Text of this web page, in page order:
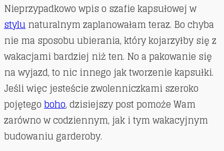
Nieprzypadkowo wpis o szafie kapsułowej w
stylunaturalnym zaplanowałam teraz. Bo chyba
nie ma sposobu ubierania, który kojarzyłby się z
wakacjami bardziej niż ten. No a pakowanie się
na wyjazd, to nic innego jak tworzenie kapsułki.
Jeśli więc jesteście zwolenniczkami szeroko
pojętegoboho, dzisiejszy post pomoże Wam
zarówno w codziennym, jak i tym wakacyjnym
budowaniu garderoby.